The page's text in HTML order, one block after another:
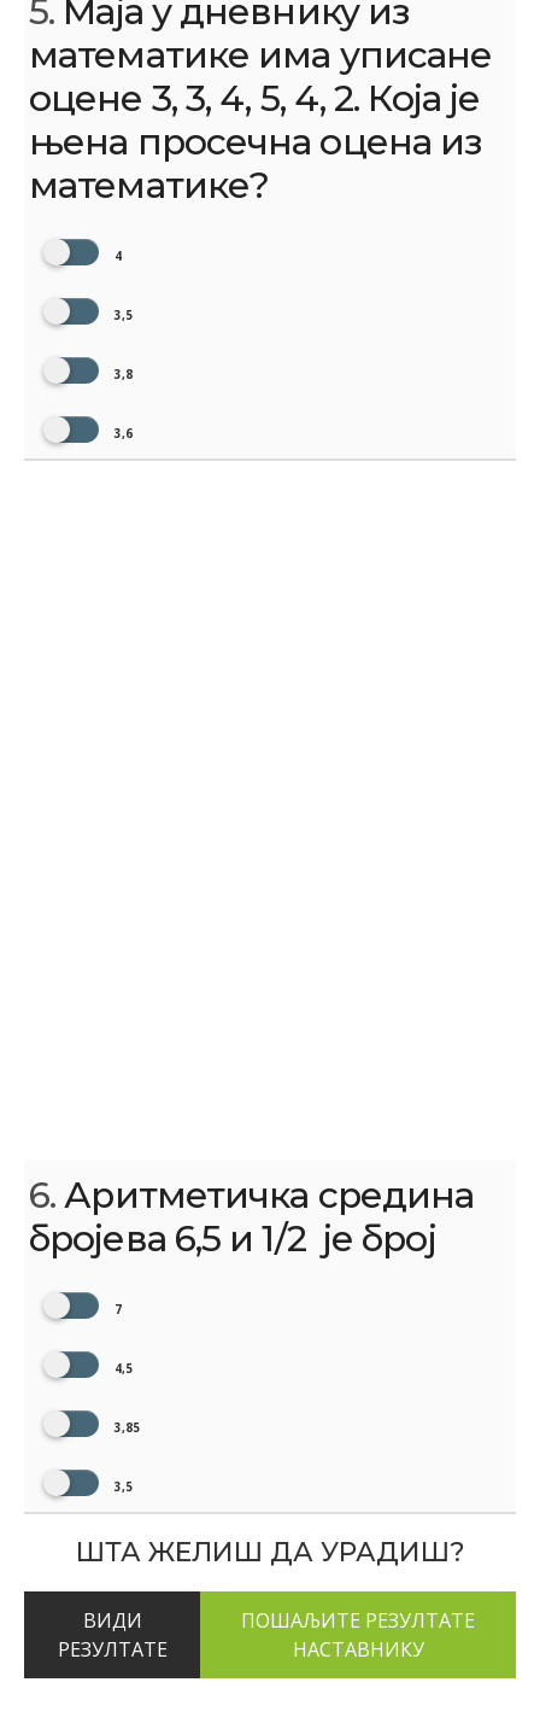
5. Маја у дневнику из
математике има уписане
оцене 3, 3, 4, 5, 4, 2. Која је
њена просечна оцена из
математике?
4
3,5
3,8
3,6
6.Аритметичка средина
бројева 6,5 и 1/2 ​ је број
7
4,5
3,85
3,5
ШТА ЖЕЛИШ ДА УРАДИШ?
ВИДИ
РЕЗУЛТАТЕ